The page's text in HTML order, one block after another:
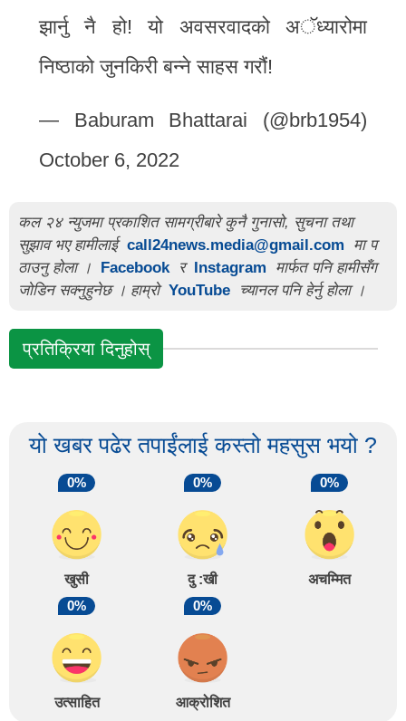
झार्नु नै हो! यो अवसरवादको अॅध्यारोमा
निष्ठाको जुनकिरी बन्ने साहस गरौं!
— Baburam Bhattarai (@brb1954)
October 6, 2022
कल २४ न्युजमा प्रकाशित सामग्रीबारे कुनै गुनासो, सुचना तथा
सुझाव भए हामीलाई call24news.media@gmail.com
मा प
ठाउनु होला ।
Facebook र Instagram
मार्फत पनि हामीसँग
जोडिन सक्नुहुनेछ । हाम्रो YouTube च्यानल पनि हेर्नु होला ।
प्रतिक्रिया दिनुहोस्
यो खबर पढेर तपाईंलाई कस्तो महसुस भयो ?
0%
खुसी
0%
दु :खी
0%
अचम्मित
0%
उत्साहित
0%
आक्रोशित